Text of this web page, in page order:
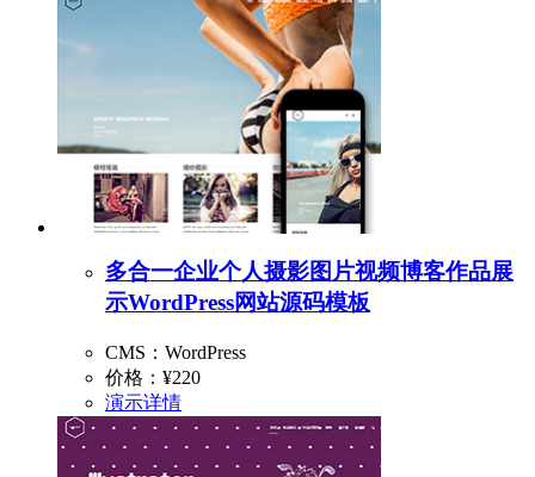
多合一企业个人摄影图片视频博客作品展
示WordPress网站源码模板
CMS：WordPress
价格： ¥220
演示详情